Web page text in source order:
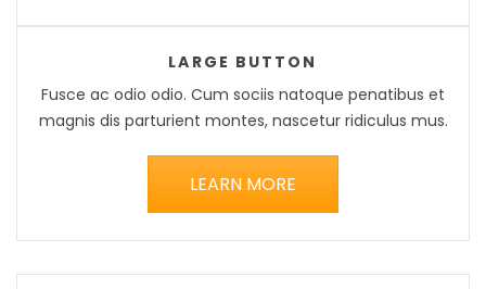
LARGE BUTTON
Fusce ac odio odio. Cum sociis natoque penatibus et
magnis dis parturient montes, nascetur ridiculus mus.
LEARN MORE